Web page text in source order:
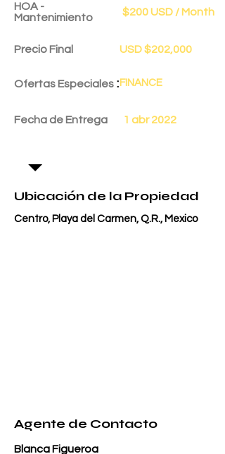
HOA -
Mantenimiento
$200 USD / Month
Precio Final USD $202,000
Ofertas Especiales : FINANCE
Fecha de Entrega 1 abr 2022
Ubicación de la Propiedad
Centro, Playa del Carmen, Q.R., Mexico
Agente de Contacto
Blanca Figueroa